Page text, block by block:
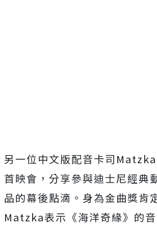
另一位中文版配音卡司
首映會， 分享參與迪士尼經典
品的幕後點滴。 身為金曲獎肯
Matzka表示《海洋奇緣》 的